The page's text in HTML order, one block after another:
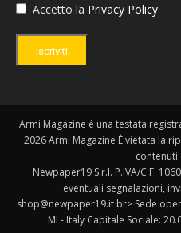
Accetto la Privacy Policy
Iscriviti
Armi Magazine è una testata
2026 Armi Magazine È vietata la
contenuti
Newpaper19 S.r.l. P.IVA/C.F.
eventuali segnalazioni,
shop@newpaper19.it br> Sede
MI - Italy Capitale Sociale: